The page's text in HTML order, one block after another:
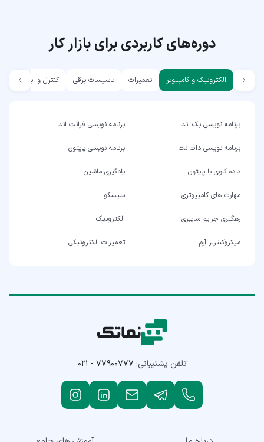
دوره‌های کاربردی برای بازار کار
الکترونیک و کامپیوتر تعمیرات تاسیسات برقی کنترل و ابزار دقیق
برنامه نویسی بک اند برنامه نویسی فرانت اند
برنامه نویسی دات نت برنامه نویسی پایتون
داده کاوی با پایتون یادگیری ماشین
مهارت های کامپیوتری سیسکو
رهگیری جرایم سایبری الکترونیک
میکروکنترلر آرم تعمیرات الکترونیکی
تلفن پشتیبانی: ۰۲۱ - ۷۷۹۰۰۷۷۷